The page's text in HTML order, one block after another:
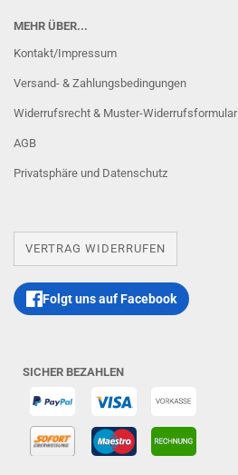
MEHR ÜBER...
Kontakt/Impressum
Versand- & Zahlungsbedingungen
Widerrufsrecht & Muster-Widerrufsformular
AGB
Privatsphäre und Datenschutz
VERTRAG WIDERRUFEN
Folgt uns auf Facebook
SICHER BEZAHLEN